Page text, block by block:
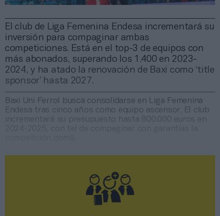
El club de Liga Femenina Endesa incrementará su
inversión para compaginar ambas
competiciones. Está en el top-3 de equipos con
más abonados, superando los 1.400 en 2023-
2024, y ha atado la renovación de Baxi como ‘title
sponsor’ hasta 2027.
Baxi Uni Ferrol busca consolidarse en Liga Femenina
Endesa tras cinco años como equipo ascensor. El club
incrementará su presupuesto hasta 800.000 euros en